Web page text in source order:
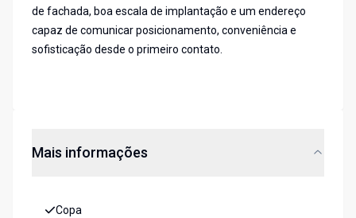
de fachada, boa escala de implantação e um endereço
capaz de comunicar posicionamento, conveniência e
sofisticação desde o primeiro contato.
Mais informações
Copa